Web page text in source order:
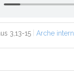
3,13-15 Arche intern